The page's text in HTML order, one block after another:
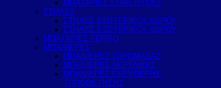
ΜΠΑΤΑΡΙΕΣ ΣΤΑΘ. ΝΤΟΥΖ
ΣΤΗΛΕΣ
ΣΤΗΛΕΣ ΕΣΩΤΕΡΙΚΟΥ ΧΩΡΟΥ
ΣΤΗΛΕΣ ΕΞΩΤΕΡΙΚΟΥ ΧΩΡΟΥ
ΜΠΑΤΑΡΙΕΣ FERRO
ΜΠΑΝΙΕΡΕΣ
ΜΠΑΝΙΕΡΕΣ ΥΔΡΟΜΑΣΑΖ
ΜΠΑΝΙΕΡΕΣ ΑΚΡΥΛΙΚΕΣ
ΜΠΑΝΙΕΡΕΣ ΕΛΕΥΘΕΡΗΣ
ΤΟΠΟΘΕΤΗΣΗΣ